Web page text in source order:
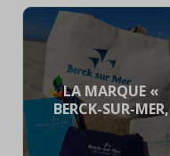
LA MARQUE «
BERCK-SUR-MER,
BIEN-ÊTRE PAR
NATURE »